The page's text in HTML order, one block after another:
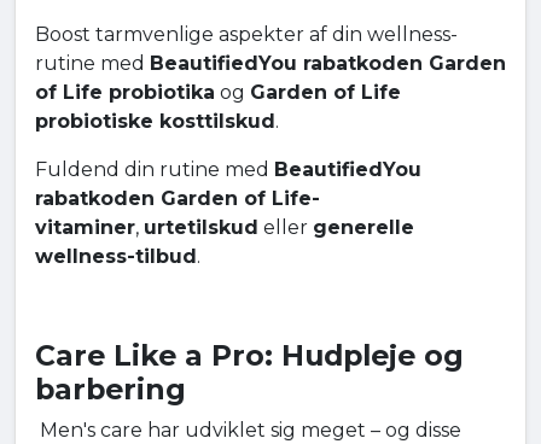
Boost tarmvenlige aspekter af din wellness-
rutine med BeautifiedYou rabatkoden Garden
of Life probiotika og Garden of Life
probiotiske kosttilskud .
Fuldend din rutine med BeautifiedYou
rabatkoden Garden of Life-
vitaminer, urtetilskud eller generelle
wellness-tilbud .
Care Like a Pro: Hudpleje og
barbering
Men's care har udviklet sig meget – og disse